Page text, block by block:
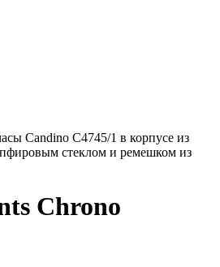
Candino C4745/1 в корпусе из
стеклом и ремешком из
Chrono